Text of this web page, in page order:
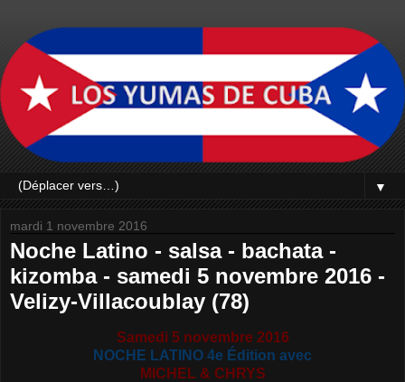
▼
mardi 1 novembre 2016
Noche Latino - salsa - bachata -
kizomba - samedi 5 novembre 2016 -
Velizy-Villacoublay (78)
Samedi 5 novembre 2016
NOCHE LATINO 4e Édition avec
MICHEL & CHRYS